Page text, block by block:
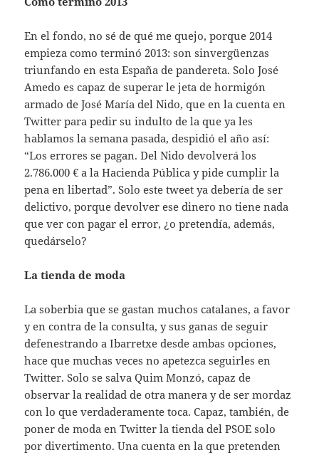
En el fondo, no sé de qué me quejo, porque 2014
empieza como terminó 2013: son sinvergüenzas
triunfando en esta España de pandereta. Solo José
Amedo es capaz de superar le jeta de hormigón
armado de José María del Nido, que en la cuenta en
Twitter para pedir su indulto de la que ya les
hablamos la semana pasada, despidió el año así:
“Los errores se pagan. Del Nido devolverá los
2.786.000 € a la Hacienda Pública y pide cumplir la
pena en libertad”. Solo este tweet ya debería de ser
delictivo, porque devolver ese dinero no tiene nada
que ver con pagar el error, ¿o pretendía, además,
quedárselo?
La tienda de moda
La soberbia que se gastan muchos catalanes, a favor
y en contra de la consulta, y sus ganas de seguir
defenestrando a Ibarretxe desde ambas opciones,
hace que muchas veces no apetezca seguirles en
Twitter. Solo se salva Quim Monzó, capaz de
observar la realidad de otra manera y de ser mordaz
con lo que verdaderamente toca. Capaz, también, de
poner de moda en Twitter la tienda del PSOE solo
por divertimento. Una cuenta en la que pretenden